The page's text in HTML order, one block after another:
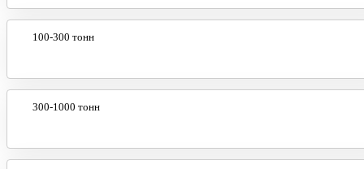
100-300 тонн
300-1000 тонн